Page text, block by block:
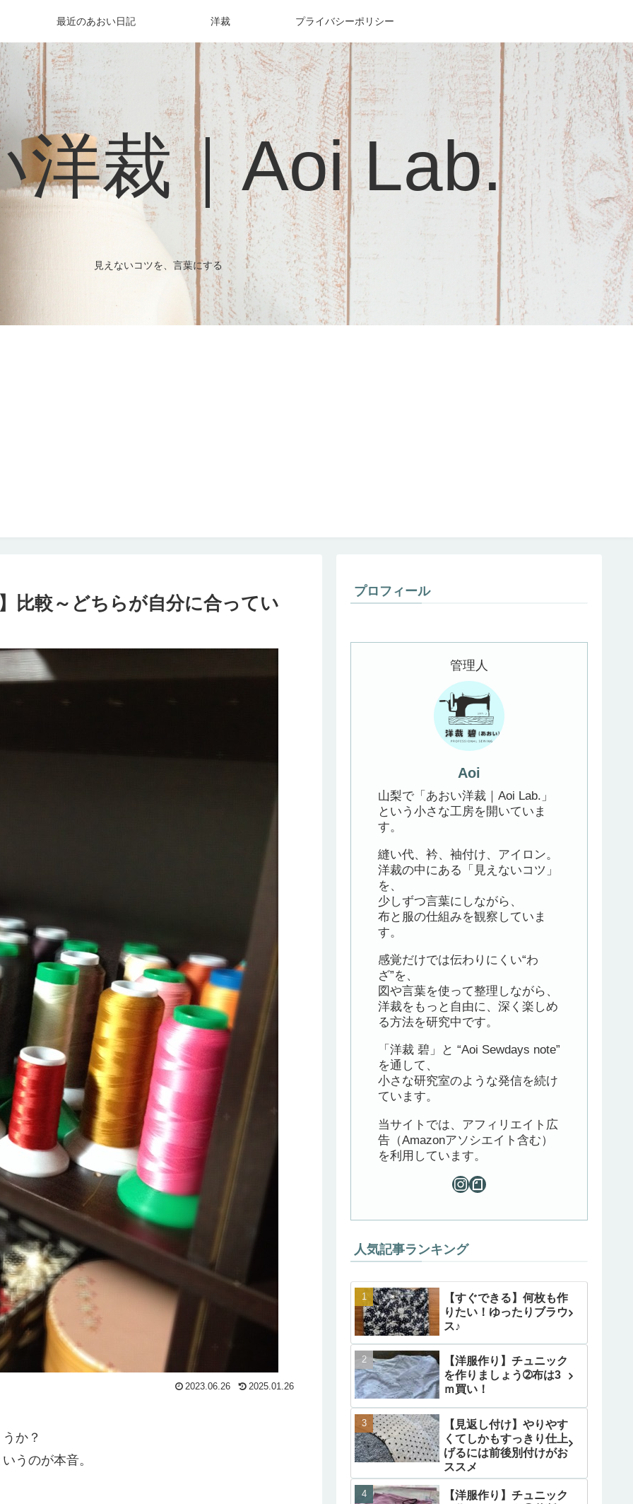
洋裁｜Aoi Lab.
見えないコツを、言葉にする
最近のあおい日記 洋裁 プライバシーポリシー
比較～どちらが自分に合ってい
2023.06.26 2025.01.26
か？
うのが本音。
プロフィール
管理人
Aoi
山梨で「あおい洋裁｜Aoi Lab.」
という小さな工房を開いていま
す。
縫い代、衿、袖付け、アイロン。
洋裁の中にある「見えないコツ」
を、
少しずつ言葉にしながら、
布と服の仕組みを観察していま
す。
感覚だけでは伝わりにくい“わ
ざ”を、
図や言葉を使って整理しながら、
洋裁をもっと自由に、深く楽しめ
る方法を研究中です。
「洋裁 碧」と “Aoi Sewdays note”
を通して、
小さな研究室のような発信を続け
ています。
当サイトでは、アフィリエイト広
告（Amazonアソシエイト含む）
を利用しています。
人気記事ランキング
【すぐできる】何枚も作
りたい！ゆったりブラウ
ス♪
【洋服作り】チュニック
を作りましょう➁布は3
ｍ買い！
【見返し付け】やりやす
くてしかもすっきり仕上
げるには前後別付けがお
ススメ
【洋服作り】チュニック